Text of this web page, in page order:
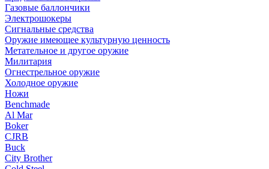
Газовые баллончики
Электрошокеры
Сигнальные средства
Оружие имеющее культурную ценность
Метательное и другое оружие
Милитария
Огнестрельное оружие
Холодное оружие
Ножи
Benchmade
Al Mar
Boker
CJRB
Buck
City Brother